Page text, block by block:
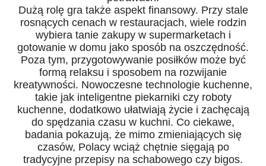
Dużą rolę gra także aspekt finansowy. Przy stale
rosnących cenach w restauracjach, wiele rodzin
wybiera tanie zakupy w supermarketach i
gotowanie w domu jako sposób na oszczędność.
Poza tym, przygotowywanie posiłków może być
formą relaksu i sposobem na rozwijanie
kreatywności. Nowoczesne technologie kuchenne,
takie jak inteligentne piekarniki czy roboty
kuchenne, dodatkowo ułatwiają życie i zachęcają
do spędzania czasu w kuchni. Co ciekawe,
badania pokazują, że mimo zmieniających się
czasów, Polacy wciąż chętnie sięgają po
tradycyjne przepisy na schabowego czy bigos.